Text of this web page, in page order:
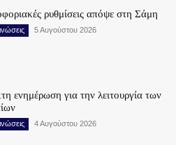
ρυθμίσεις απόψε στη Σάμη
5 Αυγούστου 2026
ενημέρωση για την λειτουργία των
4 Αυγούστου 2026